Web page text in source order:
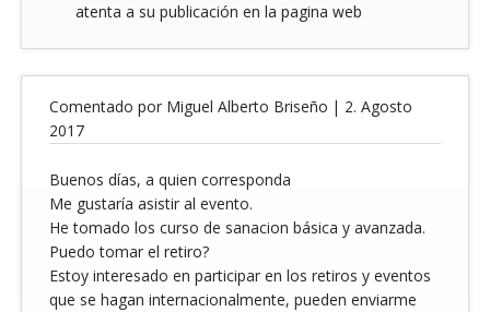
atenta a su publicación en la pagina web
Comentado por Miguel Alberto Briseño | 2. Agosto
2017
Buenos días, a quien corresponda
Me gustaría asistir al evento.
He tomado los curso de sanacion básica y avanzada.
Puedo tomar el retiro?
Estoy interesado en participar en los retiros y eventos
que se hagan internacionalmente, pueden enviarme